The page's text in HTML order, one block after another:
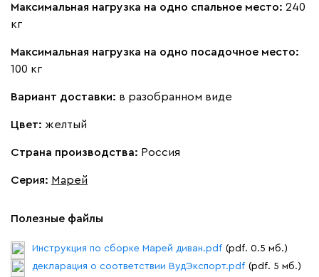
Букле 142 591 154 990 8
Альтеа
Бежевый Графит Молочный Серый
Максимальная нагрузка на одно спальное место: 240
кг
Максимальная нагрузка на одно посадочное место:
100 кг
Вариант доставки: в разобранном виде
Цвет: желтый
Страна производства: Россия
Серия: Марей
Полезные файлы
Инструкция по сборке Марей диван.pdf (pdf. 0.5 мб.)
декларация о соответствии ВудЭкспорт.pdf (pdf. 5 мб.)